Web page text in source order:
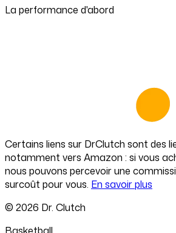
La performance d'abord
Certains liens sur DrClutch sont des
notamment vers Amazon : si vous
nous pouvons percevoir une
surcoût pour vous. En savoir plus
© 2026 Dr. Clutch